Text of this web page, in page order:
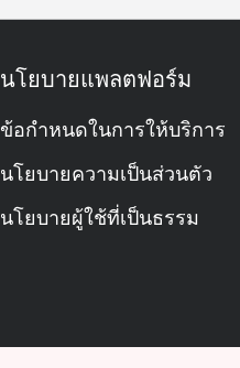
นโยบายแพลตฟอร์ม
ข้อกำหนดในการให้บริการ
นโยบายความเป็นส่วนตัว
นโยบายผู้ใช้ที่เป็นธรรม